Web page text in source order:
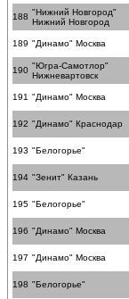
188 "Нижний Новгород"
Нижний Новгород
189 "Динамо" Москва
190 "Югра-Самотлор"
Нижневартовск
191 "Динамо" Москва
192 "Динамо" Краснодар
193 "Белогорье"
194 "Зенит" Казань
195 "Белогорье"
196 "Динамо" Москва
197 "Динамо" Москва
198 "Белогорье"